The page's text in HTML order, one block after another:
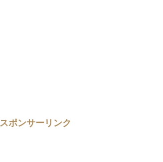
スポンサーリンク